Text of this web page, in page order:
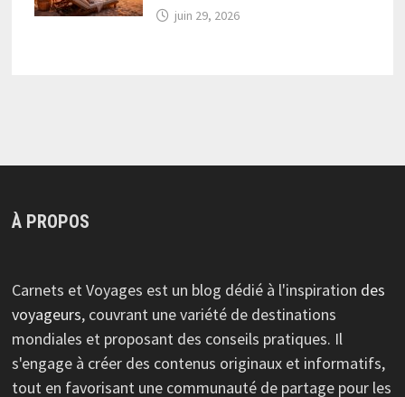
juin 29, 2026
À PROPOS
Carnets et Voyages est un blog dédié à l'inspiration des
voyageurs, couvrant une variété de destinations
mondiales et proposant des conseils pratiques. Il
s'engage à créer des contenus originaux et informatifs,
tout en favorisant une communauté de partage pour les